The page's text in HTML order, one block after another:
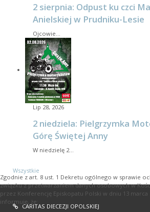
2 sierpnia: Odpust ku czci
Anielskiej w Prudniku-Lesie
Ojcowie…
Lip 28, 2026
2 niedziela: Pielgrzymka
Górę Świętej Anny
W niedzielę 2…
Wszystkie
CARITAS DIECEZJI OPOLSKIEJ
Zgodnie z art. 8 ust. 1 Dekretu ogólnego w sprawie
związku z przetwarzaniem danych osobowych w
przez Konferencję Episkopatu Polski w dniu 13 marca
informuję, że: